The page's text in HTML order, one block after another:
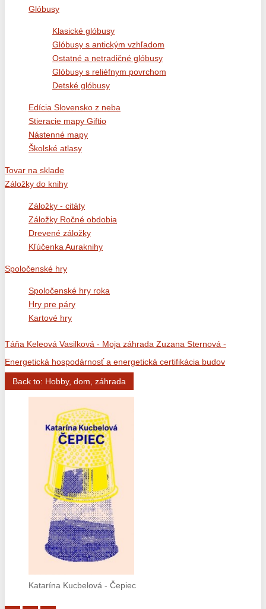
Glóbusy
Klasické glóbusy
Glóbusy s antickým vzhľadom
Ostatné a netradičné glóbusy
Glóbusy s reliéfnym povrchom
Detské glóbusy
Edícia Slovensko z neba
Stieracie mapy Giftio
Nástenné mapy
Školské atlasy
Tovar na sklade
Záložky do knihy
Záložky - citáty
Záložky Ročné obdobia
Drevené záložky
Kľúčenka Auraknihy
Spoločenské hry
Spoločenské hry roka
Hry pre páry
Kartové hry
Táňa Keleová Vasilková - Moja záhrada Zuzana Sternová -
Energetická hospodárnosť a energetická certifikácia budov
Back to: Hobby, dom, záhrada
Katarína Kucbelová - Čepiec